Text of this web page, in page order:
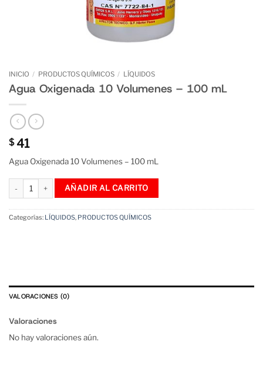
INICIO / PRODUCTOS QUÍMICOS / LÍQUIDOS
Agua Oxigenada 10 Volumenes – 100 mL
$41
Agua Oxigenada 10 Volumenes – 100 mL
Agua Oxigenada 10 Volumenes - 100 mL cantidad
AÑADIR AL CARRITO
Categorías: LÍQUIDOS, PRODUCTOS QUÍMICOS
VALORACIONES (0)
Valoraciones
No hay valoraciones aún.